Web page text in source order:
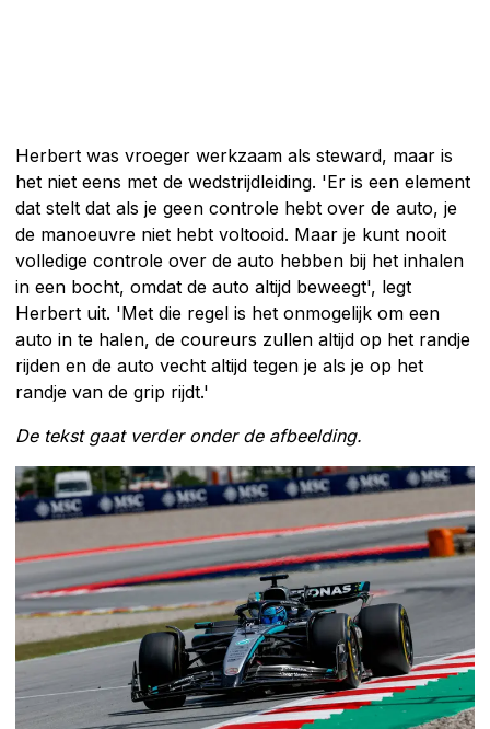
Herbert was vroeger werkzaam als steward, maar is
het niet eens met de wedstrijdleiding. 'Er is een element
dat stelt dat als je geen controle hebt over de auto, je
de manoeuvre niet hebt voltooid. Maar je kunt nooit
volledige controle over de auto hebben bij het inhalen
in een bocht, omdat de auto altijd beweegt', legt
Herbert uit. 'Met die regel is het onmogelijk om een
auto in te halen, de coureurs zullen altijd op het randje
rijden en de auto vecht altijd tegen je als je op het
randje van de grip rijdt.'
De tekst gaat verder onder de afbeelding.